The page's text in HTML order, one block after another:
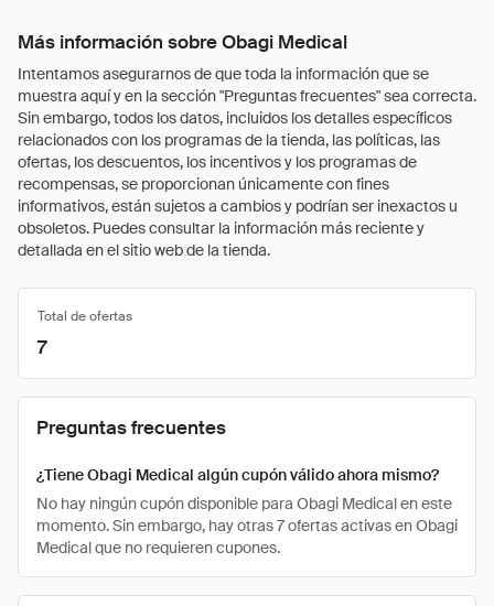
Más información sobre Obagi Medical
Intentamos asegurarnos de que toda la información que se
muestra aquí y en la sección "Preguntas frecuentes" sea correcta.
Sin embargo, todos los datos, incluidos los detalles específicos
relacionados con los programas de la tienda, las políticas, las
ofertas, los descuentos, los incentivos y los programas de
recompensas, se proporcionan únicamente con fines
informativos, están sujetos a cambios y podrían ser inexactos u
obsoletos. Puedes consultar la información más reciente y
detallada en el sitio web de la tienda.
Total de ofertas
7
Preguntas frecuentes
¿Tiene Obagi Medical algún cupón válido ahora mismo?
No hay ningún cupón disponible para Obagi Medical en este
momento. Sin embargo, hay otras 7 ofertas activas en Obagi
Medical que no requieren cupones.